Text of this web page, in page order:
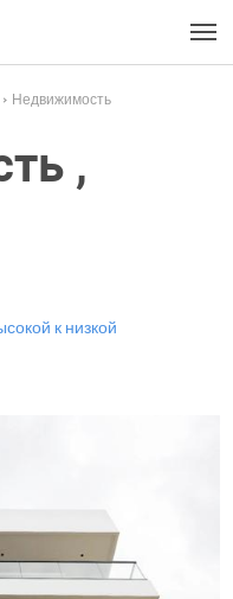
Недвижимость
,
к низкой